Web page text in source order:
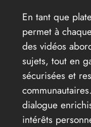
En tant que
permet à
des vidéos
sujets, tout en
sécurisées et
dialogue
intérêts